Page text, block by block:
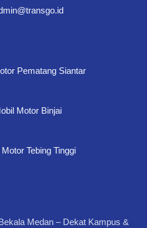
Pematang Siantar
Motor Binjai
Tebing Tinggi
Medan – Dekat Kampus &